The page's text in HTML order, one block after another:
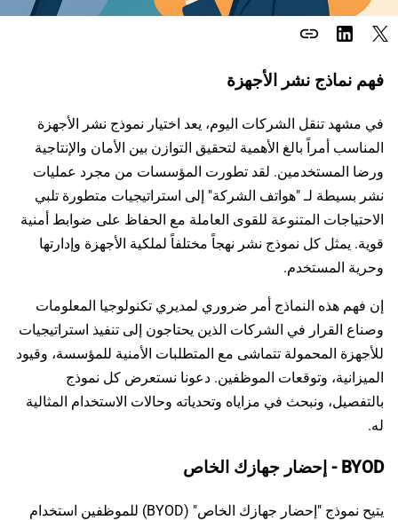
link
فهم نماذج نشر الأجهزة
في مشهد تنقل الشركات اليوم، يعد اختيار نموذج نشر الأجهزة
المناسب أمراً بالغ الأهمية لتحقيق التوازن بين الأمان والإنتاجية
ورضا المستخدمين. لقد تطورت المؤسسات من مجرد عمليات
نشر بسيطة لـ "هواتف الشركة" إلى استراتيجيات متطورة تلبي
الاحتياجات المتنوعة للقوى العاملة مع الحفاظ على ضوابط أمنية
قوية. يمثل كل نموذج نشر نهجاً مختلفاً لملكية الأجهزة وإدارتها
وحرية المستخدم.
إن فهم هذه النماذج أمر ضروري لمديري تكنولوجيا المعلومات
وصناع القرار في الشركات الذين يحتاجون إلى تنفيذ استراتيجيات
للأجهزة المحمولة تتماشى مع المتطلبات الأمنية للمؤسسة، وقيود
الميزانية، وتوقعات الموظفين. دعونا نستعرض كل نموذج
بالتفصيل، ونبحث في مزاياه وتحدياته وحالات الاستخدام المثالية
له.
BYOD - إحضار جهازك الخاص
يتيح نموذج "إحضار جهازك الخاص" (BYOD) للموظفين استخدام